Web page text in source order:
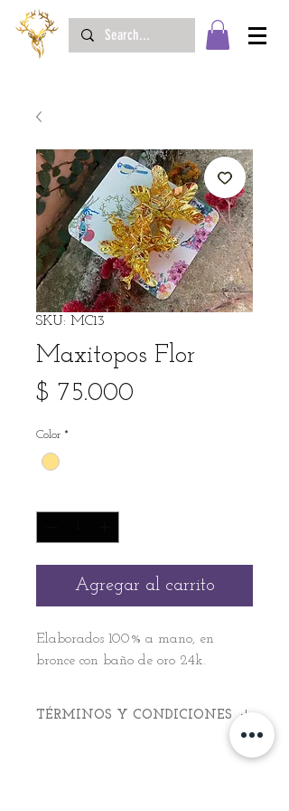
SKU: MC13
Maxitopos Flor
$ 75.000
Color *
Agregar al carrito
Elaborados 100% a mano, en
bronce con baño de oro 24k.
TÉRMINOS Y CONDICIONES
Términos y Condiciones Malajas